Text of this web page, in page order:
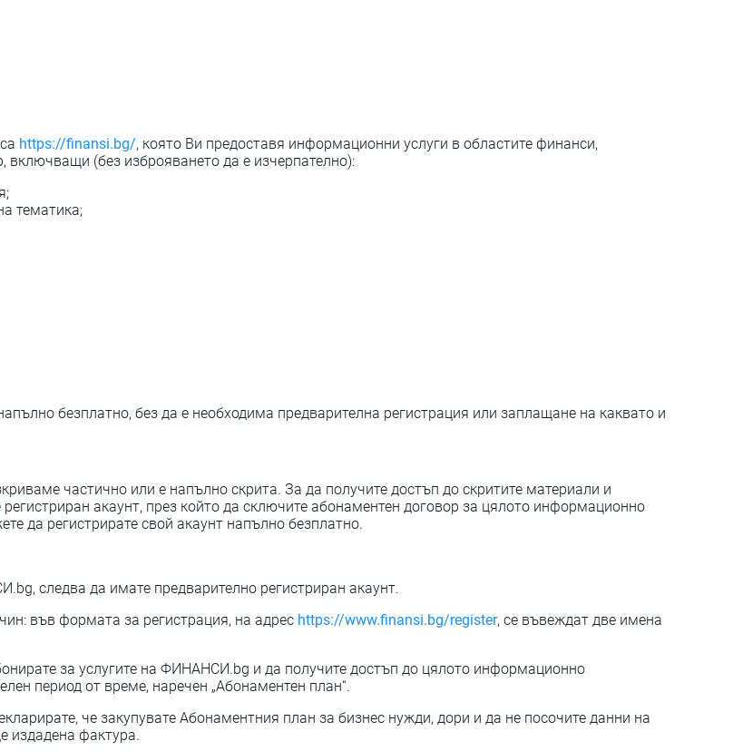
https://finansi.bg/, която Ви предоставя информационни услуги в областите финанси,
включващи (без изброяването да е изчерпателно):
тематика;
безплатно, без да е необходима предварителна регистрация или заплащане на каквато и
частично или е напълно скрита. За да получите достъп до скритите материали и
акаунт, през който да сключите абонаментен договор за цялото информационно
да регистрирате свой акаунт напълно безплатно.
следва да имате предварително регистриран акаунт.
във формата за регистрация, на адрес https://www.finansi.bg/register, се въвеждат две имена
за услугите на ФИНАНСИ.bg и да получите достъп до цялото информационно
период от време, наречен „Абонаментен план“.
че закупувате Абонаментния план за бизнес нужди, дори и да не посочите данни на
издадена фактура.